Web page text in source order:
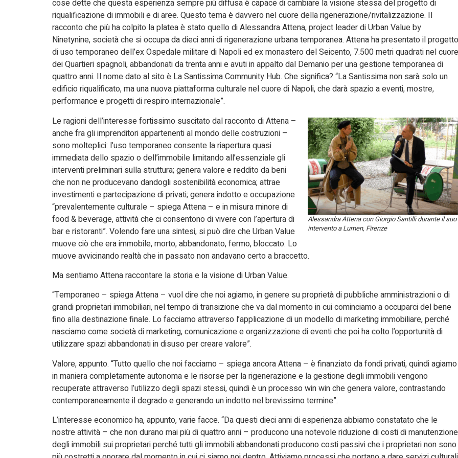
cose dette che questa esperienza sempre più diffusa è capace di cambiare la visione stessa del progetto di
riqualificazione di immobili e di aree. Questo tema è davvero nel cuore della rigenerazione/rivitalizzazione. Il
racconto che più ha colpito la platea è stato quello di Alessandra Attena, project leader di Urban Value by
Ninetynine, società che si occupa da dieci anni di rigenerazione urbana temporanea. Attena ha presentato il progetto
di uso temporaneo dell’ex Ospedale militare di Napoli ed ex monastero del Seicento, 7.500 metri quadrati nel cuore
dei Quartieri spagnoli, abbandonati da trenta anni e avuti in appalto dal Demanio per una gestione temporanea di
quattro anni. Il nome dato al sito è La Santissima Community Hub. Che significa? “La Santissima non sarà solo un
edificio riqualificato, ma una nuova piattaforma culturale nel cuore di Napoli, che darà spazio a eventi, mostre,
performance e progetti di respiro internazionale”.
Alessandra Attena con Giorgio Santilli durante il suo
intervento a Lumen, Firenze
Le ragioni dell’interesse fortissimo suscitato dal racconto di Attena –
anche fra gli imprenditori appartenenti al mondo delle costruzioni –
sono molteplici: l’uso temporaneo consente la riapertura quasi
immediata dello spazio o dell’immobile limitando all’essenziale gli
interventi preliminari sulla struttura; genera valore e reddito da beni
che non ne producevano dandogli sostenibilità economica; attrae
investimenti e partecipazione di privati; genera indotto e occupazione
“prevalentemente culturale – spiega Attena – e in misura minore di
food & beverage, attività che ci consentono di vivere con l’apertura di
bar e ristoranti”. Volendo fare una sintesi, si può dire che Urban Value
muove ciò che era immobile, morto, abbandonato, fermo, bloccato. Lo
muove avvicinando realtà che in passato non andavano certo a braccetto.
Ma sentiamo Attena raccontare la storia e la visione di Urban Value.
“Temporaneo – spiega Attena – vuol dire che noi agiamo, in genere su proprietà di pubbliche amministrazioni o di
grandi proprietari immobiliari, nel tempo di transizione che va dal momento in cui cominciamo a occuparci del bene
fino alla destinazione finale. Lo facciamo attraverso l’applicazione di un modello di marketing immobiliare, perché
nasciamo come società di marketing, comunicazione e organizzazione di eventi che poi ha colto l’opportunità di
utilizzare spazi abbandonati in disuso per creare valore”.
Valore, appunto. “Tutto quello che noi facciamo – spiega ancora Attena – è finanziato da fondi privati, quindi agiamo
in maniera completamente autonoma e le risorse per la rigenerazione e la gestione degli immobili vengono
recuperate attraverso l’utilizzo degli spazi stessi, quindi è un processo win win che genera valore, contrastando
contemporaneamente il degrado e generando un indotto nel brevissimo termine”.
L’interesse economico ha, appunto, varie facce. “Da questi dieci anni di esperienza abbiamo constatato che le
nostre attività – che non durano mai più di quattro anni – producono una notevole riduzione di costi di manutenzione
degli immobili sui proprietari perché tutti gli immobili abbandonati producono costi passivi che i proprietari non sono